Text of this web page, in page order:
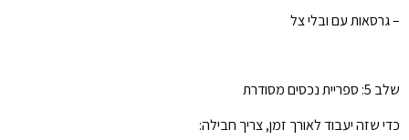
– גרסאות עם ובלי צל
שלב 5: ספריית נכסים מסודרת
כדי שזה יעבוד לאורך זמן, צריך חבילה: